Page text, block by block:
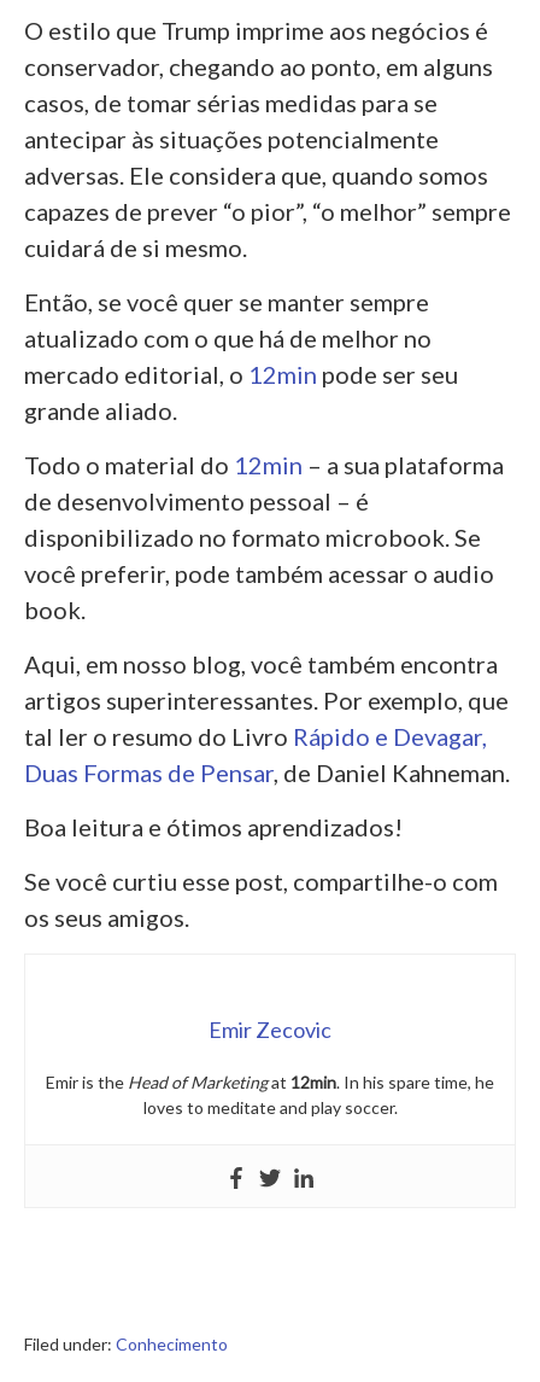
O estilo que Trump imprime aos negócios é
conservador, chegando ao ponto, em alguns
casos, de tomar sérias medidas para se
antecipar às situações potencialmente
adversas. Ele considera que, quando somos
capazes de prever “o pior”, “o melhor” sempre
cuidará de si mesmo.
Então, se você quer se manter sempre
atualizado com o que há de melhor no
mercado editorial, o 12min pode ser seu
grande aliado.
Todo o material do 12min – a sua plataforma
de desenvolvimento pessoal – é
disponibilizado no formato microbook. Se
você preferir, pode também acessar o audio
book.
Aqui, em nosso blog, você também encontra
artigos superinteressantes. Por exemplo, que
tal ler o resumo do Livro Rápido e Devagar,
Duas Formas de Pensar , de Daniel Kahneman.
Boa leitura e ótimos aprendizados!
Se você curtiu esse post, compartilhe-o com
os seus amigos.
Emir Zecovic
Emir is the Head of Marketingat 12min. In his spare time, he
loves to meditate and play soccer.
Filed under: Conhecimento